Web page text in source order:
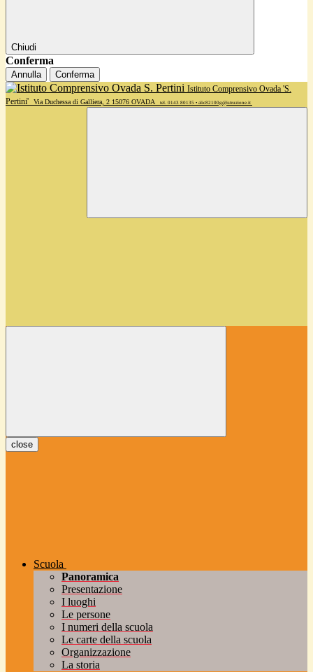
Chiudi
Conferma
Annulla Conferma
Istituto Comprensivo Ovada 'S.
Pertini'
Via Duchessa di Galliera, 2 15076 OVADA tel. 0143 80135 • alic82100g@istruzione.it
close
Scuola
Panoramica
Presentazione
I luoghi
Le persone
I numeri della scuola
Le carte della scuola
Organizzazione
La storia